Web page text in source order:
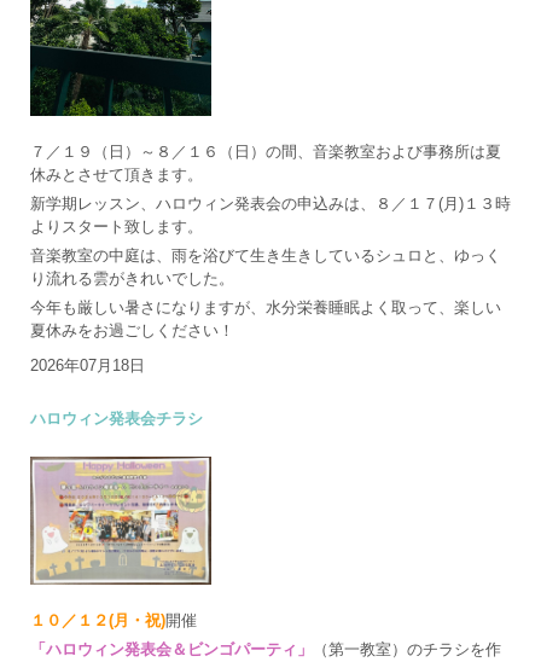
７／１９（日）～８／１６（日）の間、音楽教室および事務所は夏
休みとさせて頂きます。
新学期レッスン、ハロウィン発表会の申込みは、８／１７(月)１３時
よりスタート致します。
音楽教室の中庭は、雨を浴びて生き生きしているシュロと、ゆっく
り流れる雲がきれいでした。
今年も厳しい暑さになりますが、水分栄養睡眠よく取って、楽しい
夏休みをお過ごしください！
2026年07月18日
ハロウィン発表会チラシ
１０／１２(月・祝)開催
「ハロウィン発表会＆ビンゴパーティ」
（第一教室）のチラシを作